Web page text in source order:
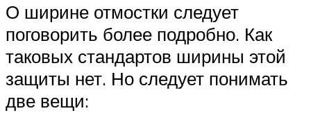
О ширине отмостки следует
поговорить более подробно. Как
таковых стандартов ширины этой
защиты нет. Но следует понимать
две вещи: